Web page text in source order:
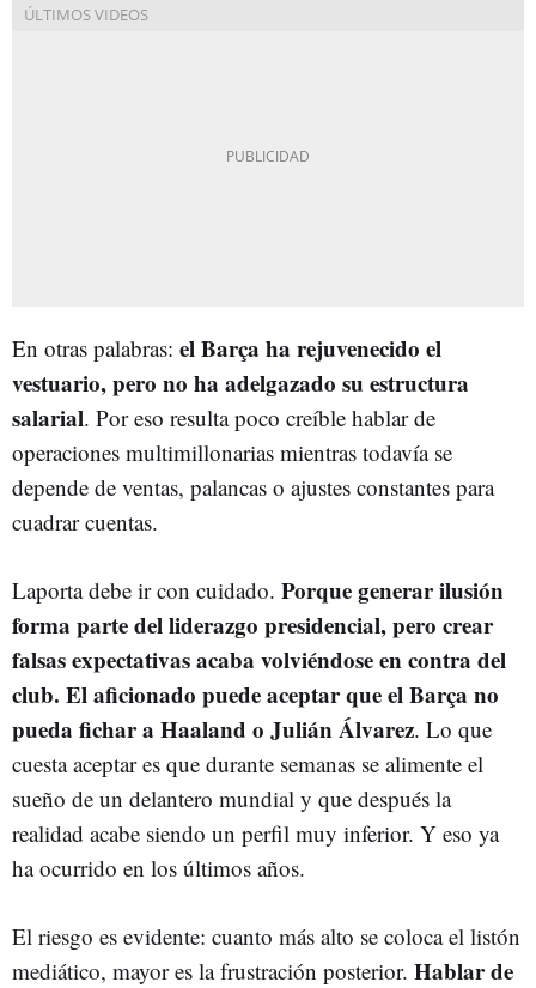
En otras palabras: el Barça ha rejuvenecido el
vestuario, pero no ha adelgazado su estructura
salarial. Por eso resulta poco creíble hablar de
operaciones multimillonarias mientras todavía se
depende de ventas, palancas o ajustes constantes para
cuadrar cuentas.
Laporta debe ir con cuidado. Porque generar ilusión
forma parte del liderazgo presidencial, pero crear
falsas expectativas acaba volviéndose en contra del
club. El aficionado puede aceptar que el Barça no
pueda fichar a Haaland o Julián Álvarez. Lo que
cuesta aceptar es que durante semanas se alimente el
sueño de un delantero mundial y que después la
realidad acabe siendo un perfil muy inferior. Y eso ya
ha ocurrido en los últimos años.
El riesgo es evidente: cuanto más alto se coloca el listón
mediático, mayor es la frustración posterior. Hablar de